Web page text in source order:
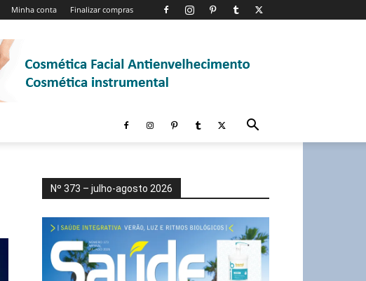
Minha conta Finalizar compras
Nº 373 – julho-agosto 2026